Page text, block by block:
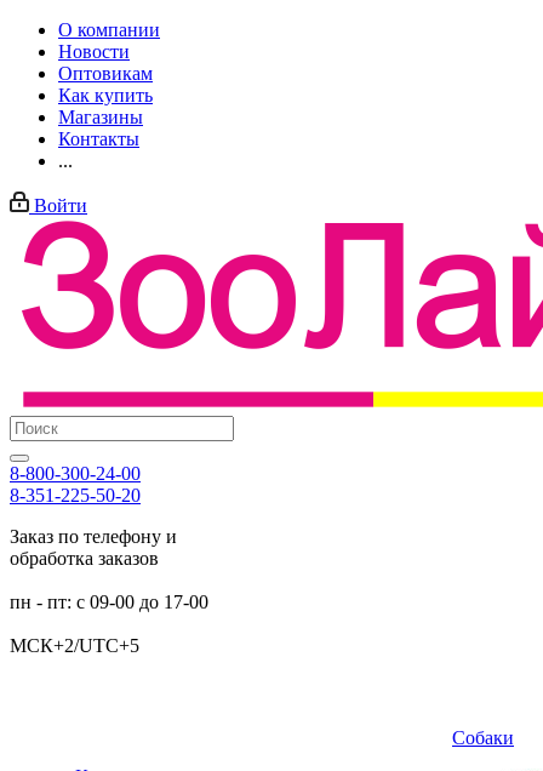
О компании
Новости
Оптовикам
Как купить
Магазины
Контакты
...
Войти
8-800-300-24-00
8-351-225-50-20
Заказ по телефону и
обработка заказов
пн - пт: с 09-00 до 17-00
МСК+2/UTC+5
Собаки